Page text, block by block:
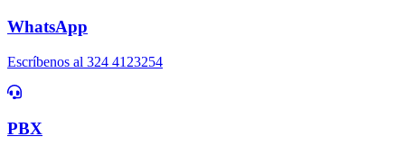
WhatsApp
Escríbenos al 324 4123254
PBX